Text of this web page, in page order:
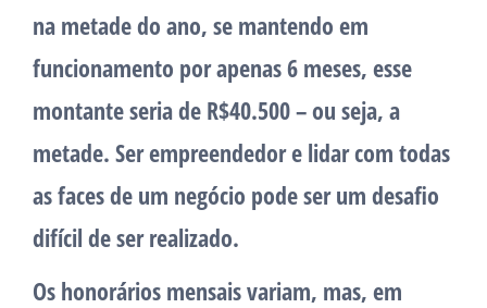
na metade do ano, se mantendo em
funcionamento por apenas 6 meses, esse
montante seria de R$40.500 – ou seja, a
metade. Ser empreendedor e lidar com todas
as faces de um negócio pode ser um desafio
difícil de ser realizado.
Os honorários mensais variam, mas, em